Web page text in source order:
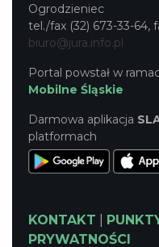
Ogrodzieniec
tel./fax (32) 673-33-64,
biuro@jura.info.pl
Portal powstał w
Mobilne Śląskie
Darmowa aplikacja
platformach
KONTAKT
PRYWATNOŚCI